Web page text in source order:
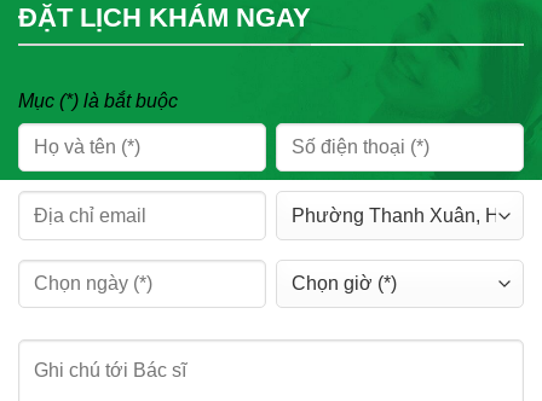
ĐẶT LỊCH KHÁM NGAY
Mục (*) là bắt buộc